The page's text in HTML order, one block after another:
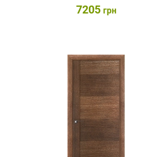
7205 грн